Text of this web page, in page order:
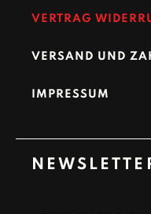
VERTRAG
VERSAND UND
IMPRESSUM